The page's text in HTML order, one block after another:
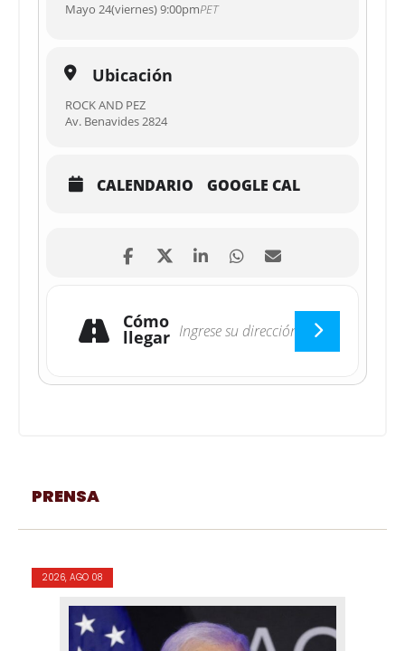
Mayo 24(viernes) 9:00pmPET
Ubicación
ROCK AND PEZ
Av. Benavides 2824
CALENDARIO GOOGLE CAL
Cómo
llegar
PRENSA
2026, AGO 08